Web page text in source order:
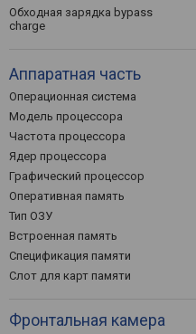
Обходная зарядка bypass
charge
Аппаратная часть
Операционная система
Модель процессора
Частота процессора
Ядер процессора
Графический процессор
Оперативная память
Тип ОЗУ
Встроенная память
Спецификация памяти
Слот для карт памяти
Фронтальная камера